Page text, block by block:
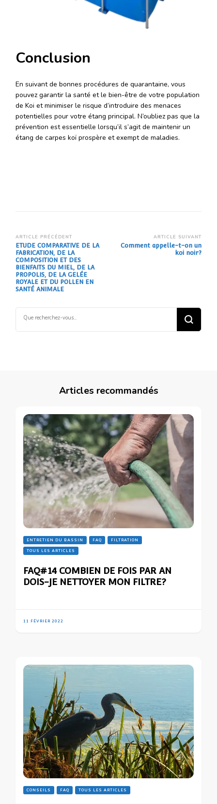
Conclusion
En suivant de bonnes procédures de quarantaine, vous
pouvez garantir la santé et le bien-être de votre population
de Koi et minimiser le risque d’introduire des menaces
potentielles pour votre étang principal. N’oubliez pas que la
prévention est essentielle lorsqu’il s’agit de maintenir un
étang de carpes koï prospère et exempt de maladies.
Navigation
d’article
ARTICLE PRÉCÉDENT
ETUDE COMPARATIVE DE LA
FABRICATION, DE LA
COMPOSITION ET DES
BIENFAITS DU MIEL, DE LA
PROPOLIS, DE LA GELÉE
ROYALE ET DU POLLEN EN
SANTÉ ANIMALE
ARTICLE SUIVANT
Comment appelle-t-on un
koi noir?
recherchiez
quelque
Articles recommandés
ENTRETIEN DU BASSIN FAQ
FILTRATION
TOUS LES ARTICLES
FAQ#14 COMBIEN DE FOIS PAR AN
DOIS-JE NETTOYER MON FILTRE?
11 FÉVRIER 2022
CONSEILS FAQ TOUS LES ARTICLES